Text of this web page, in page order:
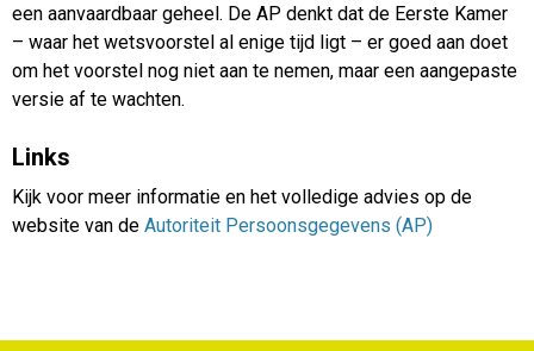
een aanvaardbaar geheel. De AP denkt dat de Eerste Kamer
– waar het wetsvoorstel al enige tijd ligt – er goed aan doet
om het voorstel nog niet aan te nemen, maar een aangepaste
versie af te wachten.
Links
Kijk voor meer informatie en het volledige advies op de
website van de Autoriteit Persoonsgegevens (AP)